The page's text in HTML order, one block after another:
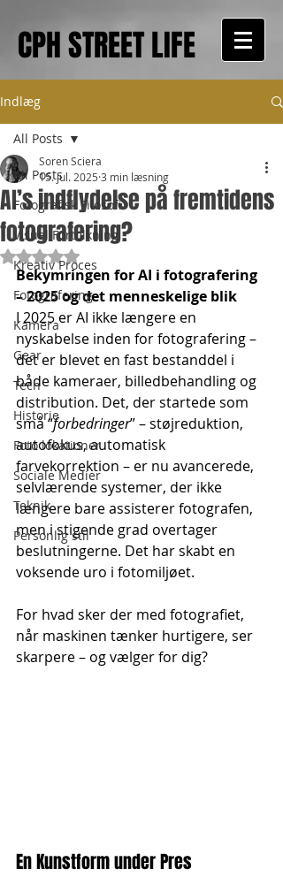
CPH STREET LIFE
Indlæg
All Posts
Fotografisk Filosofi
Visuel Fortolkning
Kreativ Proces
Fotografering
Kamera
Gear
Tech
Historie
Foto lokationer
Sociale Medier
Teknik
Personlig stil
All Posts
AI’s indflydelse på fremtidens
fotografering?
Soren Sciera
15. jul. 2025 3 min læsning
Bedømt til NaN ud af 5 stjerner.
Bekymringen for AI i fotografering
– 2025 og det menneskelige blik
I 2025 er AI ikke længere en
nyskabelse inden for fotografering –
det er blevet en fast bestanddel i
både kameraer, billedbehandling og
distribution. Det, der startede som
små “forbedringer” – støjreduktion,
autofokus, automatisk
farvekorrektion – er nu avancerede,
selvlærende systemer, der ikke
længere bare assisterer fotografen,
men i stigende grad overtager
beslutningerne. Det har skabt en
voksende uro i fotomiljøet.
For hvad sker der med fotografiet,
når maskinen tænker hurtigere, ser
skarpere – og vælger for dig?
En Kunstform under Pres